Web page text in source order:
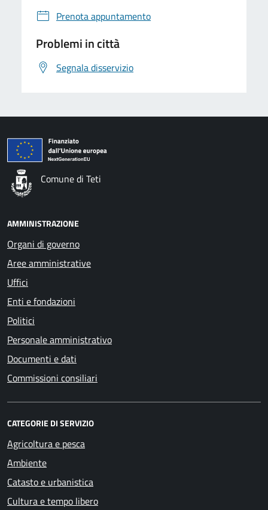
Prenota appuntamento
Problemi in città
Segnala disservizio
Comune di Teti
AMMINISTRAZIONE
Organi di governo
Aree amministrative
Uffici
Enti e fondazioni
Politici
Personale amministrativo
Documenti e dati
Commissioni consiliari
CATEGORIE DI SERVIZIO
Agricoltura e pesca
Ambiente
Catasto e urbanistica
Cultura e tempo libero